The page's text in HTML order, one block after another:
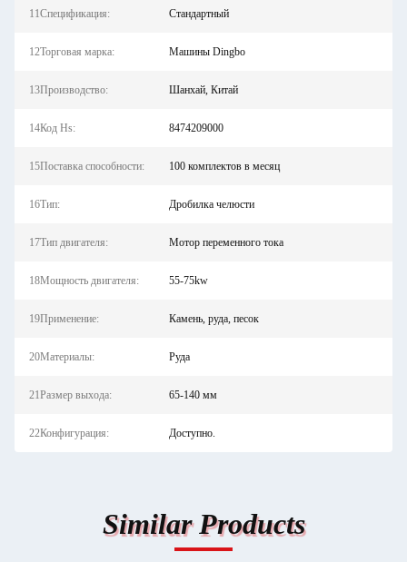
11Спецификация: Стандартный
12Торговая марка: Машины Dingbo
13Производство: Шанхай, Китай
14Код Hs: 8474209000
15Поставка способности: 100 комплектов в месяц
16Тип: Дробилка челюсти
17Тип двигателя: Мотор переменного тока
18Мощность двигателя: 55-75kw
19Применение: Камень, руда, песок
20Материалы: Руда
21Размер выхода: 65-140 мм
22Конфигурация: Доступно.
Similar Products